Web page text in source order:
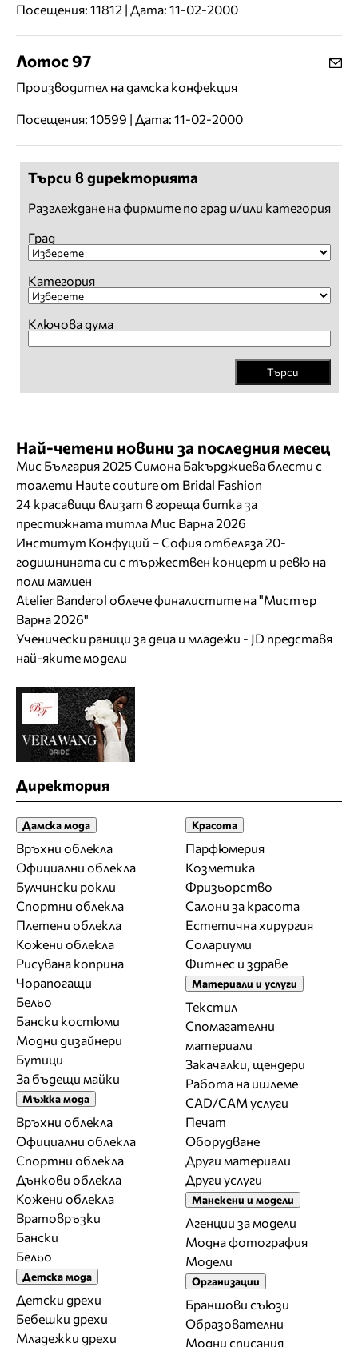
Посещения: 11812 | Дата: 11-02-2000
Лотос 97
Производител на дамска конфекция
Посещения: 10599 | Дата: 11-02-2000
Търси в директорията
Разглеждане на фирмите по град и/или категория
Град
Категория
Ключова дума
Търси
Най-четени новини за последния месец
Мис България 2025 Симона Бакърджиева блести с
тоалети Haute couture от Bridal Fashion
24 красавици влизат в гореща битка за
престижната титла Мис Варна 2026
Институт Конфуций – София отбеляза 20-
годишнината си с тържествен концерт и ревю на
поли мамиен
Atelier Banderol облече финалистите на "Мистър
Варна 2026"
Ученически раници за деца и младежи - JD представя
най-яките модели
Директория
Дамска мода
Връхни облекла
Официални облекла
Булчински рокли
Спортни облекла
Плетени облекла
Кожени облекла
Рисувана коприна
Чорапогащи
Бельо
Бански костюми
Модни дизайнери
Бутици
За бъдещи майки
Мъжка мода
Връхни облекла
Официални облекла
Спортни облекла
Дънкови облекла
Кожени облекла
Вратовръзки
Бански
Бельо
Детска мода
Детски дрехи
Бебешки дрехи
Младежки дрехи
Красота
Парфюмерия
Козметика
Фризьорство
Салони за красота
Естетична хирургия
Солариуми
Фитнес и здраве
Материали и услуги
Текстил
Спомагателни
материали
Закачалки, щендери
Работа на ишлеме
CAD/CAM услуги
Печат
Оборудване
Други материали
Други услуги
Манекени и модели
Агенции за модели
Модна фотография
Модели
Организации
Браншови съюзи
Образователни
Модни списания